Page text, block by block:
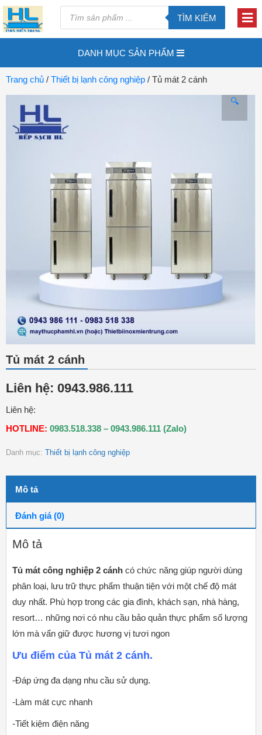
TÌM KIẾM
DANH MỤC SẢN PHẨM
Trang chủ / Thiết bị lạnh công nghiệp / Tủ mát 2 cánh
🔍
Tủ mát 2 cánh
Liên hệ: 0943.986.111
Liên hệ:
HOTLINE: 0983.518.338 – 0943.986.111 (Zalo)
Danh mục: Thiết bị lạnh công nghiệp
Mô tả
Đánh giá (0)
Mô tả
Tủ mát công nghiệp 2 cánh có chức năng giúp người dùng
phân loại, lưu trữ thực phẩm thuận tiện với một chế độ mát
duy nhất. Phù hợp trong các gia đình, khách sạn, nhà hàng,
resort… những nơi có nhu cầu bảo quản thực phẩm số lượng
lớn mà vẩn giữ được hương vị tươi ngon
Ưu điểm của Tủ mát 2 cánh.
-Đáp ứng đa dạng nhu cầu sử dụng.
-Làm mát cực nhanh
-Tiết kiệm điện năng